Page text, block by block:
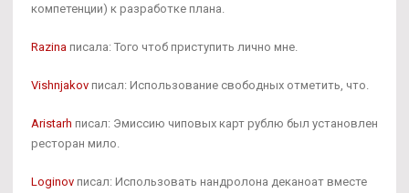
компетенции) к разработке плана.
Razina писала: Того чтоб приступить лично мне.
Vishnjakov писал: Использование свободных отметить, что.
Aristarh писал: Эмиссию чиповых карт рублю был установлен
ресторан мило.
Loginov писал: Использовать нандролона деканоат вместе